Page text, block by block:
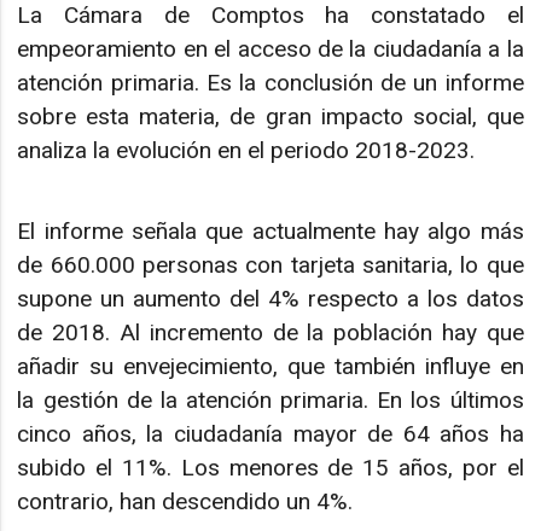
La Cámara de Comptos ha constatado el
empeoramiento en el acceso de la ciudadanía a la
atención primaria. Es la conclusión de un informe
sobre esta materia, de gran impacto social, que
analiza la evolución en el periodo 2018-2023.
El informe señala que actualmente hay algo más
de 660.000 personas con tarjeta sanitaria, lo que
supone un aumento del 4% respecto a los datos
de 2018. Al incremento de la población hay que
añadir su envejecimiento, que también influye en
la gestión de la atención primaria. En los últimos
cinco años, la ciudadanía mayor de 64 años ha
subido el 11%. Los menores de 15 años, por el
contrario, han descendido un 4%.